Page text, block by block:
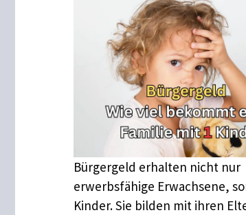
Bürgergeld erhalten nicht nur
erwerbsfähige Erwachsene,
Kinder. Sie bilden mit ihren